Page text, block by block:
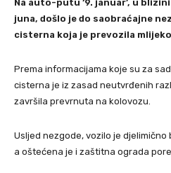
Na auto-putu ‘9. januar’, u
juna, došlo je do saobraćajne
cisterna koja je prevozila
Prema informacijama koje su za
cisterna je iz zasad neutvrđenih
završila prevrnuta na kolovozu.
Usljed nezgode, vozilo je
a oštećena je i zaštitna ograda